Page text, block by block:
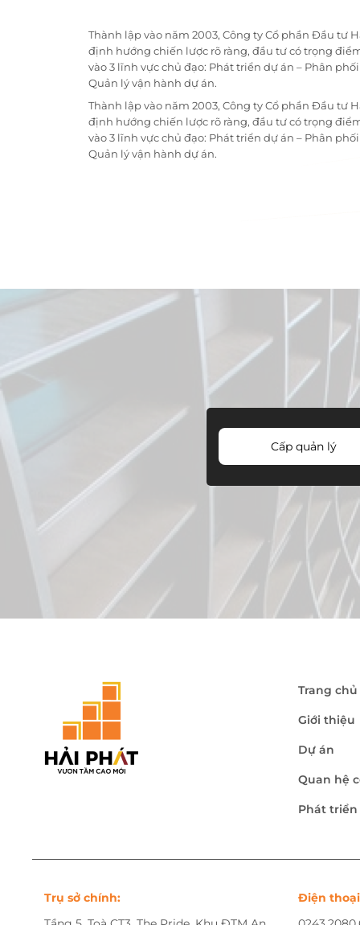
Thành lập vào năm 2003, Công ty Cổ phần Đầu tư
định hướng chiến lược rõ ràng, đầu tư có trọng
vào 3 lĩnh vực chủ đạo: Phát triển dự án – Phân
Quản lý vận hành dự án.
Thành lập vào năm 2003, Công ty Cổ phần Đầu tư
định hướng chiến lược rõ ràng, đầu tư có trọng
vào 3 lĩnh vực chủ đạo: Phát triển dự án – Phân
Quản lý vận hành dự án.
Cấp quản lý
Trang chủ
Giới thiệu
Dự án
Quan hệ
Phát
Trụ sở chính:
Điện